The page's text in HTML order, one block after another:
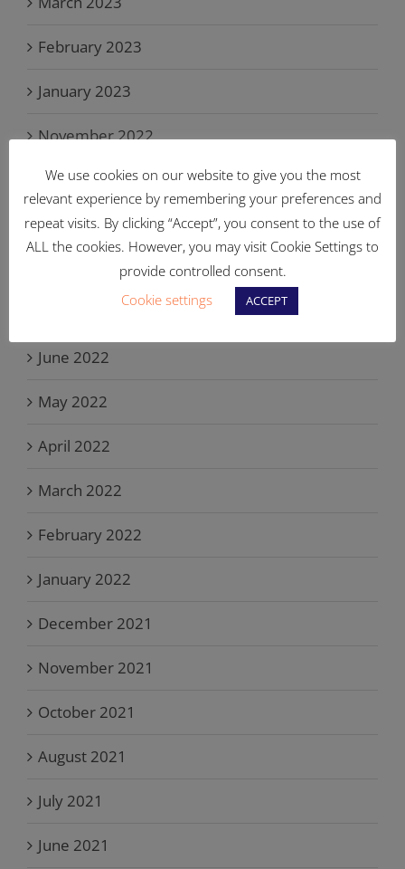
February 2023
January 2023
November 2022
October 2022
September 2022
August 2022
June 2022
May 2022
April 2022
March 2022
February 2022
January 2022
December 2021
November 2021
October 2021
August 2021
July 2021
June 2021
We use cookies on our website to give you the most
relevant experience by remembering your preferences and
repeat visits. By clicking “Accept”, you consent to the use of
ALL the cookies. However, you may visit Cookie Settings to
provide controlled consent.
Cookie settings
ACCEPT